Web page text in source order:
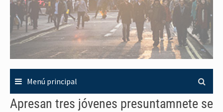
Menú principal
Apresan tres jóvenes presuntamnete se